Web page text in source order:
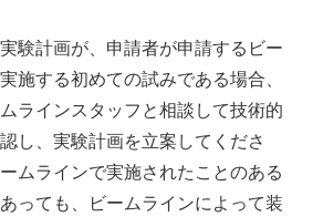
験計画が、申請者が申請するビー
施する初めての試みである場合、
ラインスタッフと相談して技術的
し、実験計画を立案してくださ
ムラインで実施されたことのある
っても、ビームラインによって装